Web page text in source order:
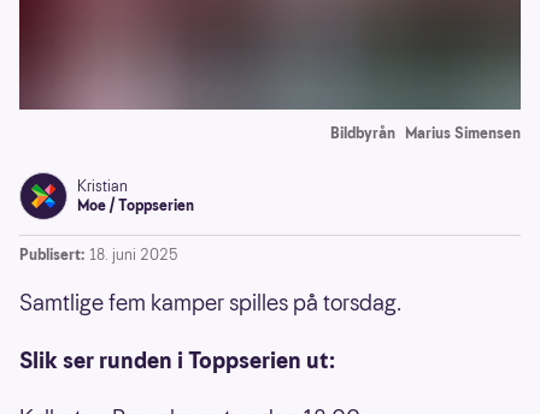
Bildbyrån Marius Simensen
Kristian
Moe / Toppserien
Publisert: 18. juni 2025
Samtlige fem kamper spilles på torsdag.
Slik ser runden i Toppserien ut: